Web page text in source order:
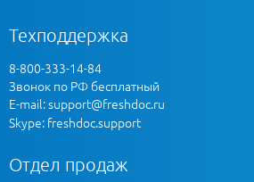
Техподдержка
8-800-333-14-84
Звонок по РФ бесплатный
E-mail:support@freshdoc.ru
Skype: freshdoc.support
Отдел продаж